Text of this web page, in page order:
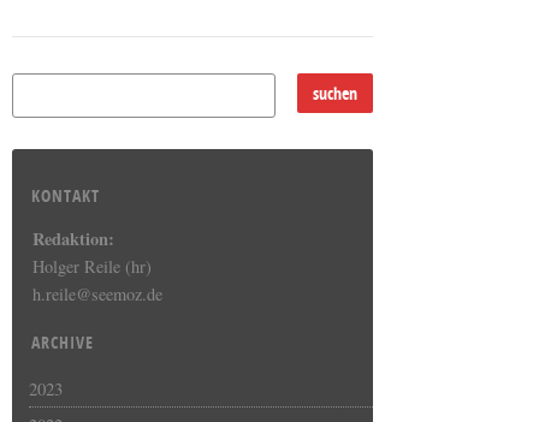
KONTAKT
Redaktion:
Holger Reile (hr)
h.reile@seemoz.de
ARCHIVE
2023